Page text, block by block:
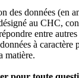
des données (en
au CHC,
entre
à caractère
matière.